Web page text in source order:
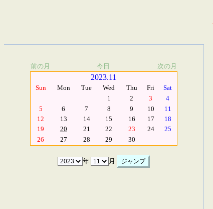
前の月 今日 次の月
2023.11
Sun Mon Tue Wed Thu Fri
Sat
1
2 3
4
5
6 7 8 9 10
11
12
13 14 15 16 17
18
19
20 21 22 23 24
25
26
27 28 29 30
年 月